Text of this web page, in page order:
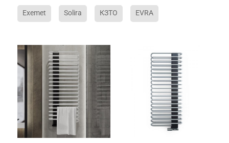
Exemet Solira КЗТО EVRA